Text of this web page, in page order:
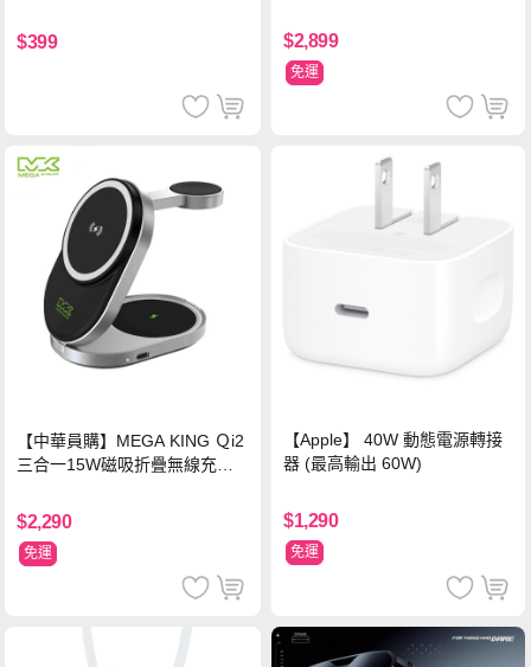
$399 $2,899
免運
【中華員購】MEGA KING Ｑi2
三合一15W磁吸折疊無線充電
$2,290
免運
【Apple】 40W 動態電源轉接
器 (最高輸出 60W)
$1,290
免運